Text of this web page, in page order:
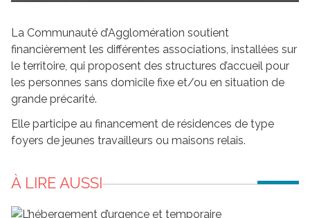
La Communauté d’Agglomération soutient
financièrement les différentes associations, installées sur
le territoire, qui proposent des structures d’accueil pour
les personnes sans domicile fixe et/ou en situation de
grande précarité.
Elle participe au financement de résidences de type
foyers de jeunes travailleurs ou maisons relais.
À LIRE AUSSI